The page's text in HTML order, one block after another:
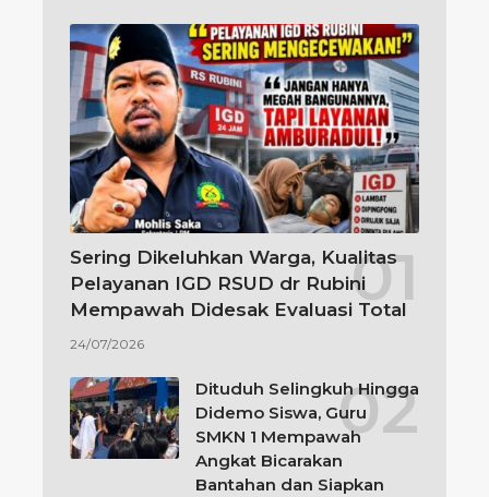
Sering Dikeluhkan Warga, Kualitas
Pelayanan IGD RSUD dr Rubini
Mempawah Didesak Evaluasi Total
24/07/2026
Dituduh Selingkuh Hingga
Didemo Siswa, Guru
SMKN 1 Mempawah
Angkat Bicarakan
Bantahan dan Siapkan